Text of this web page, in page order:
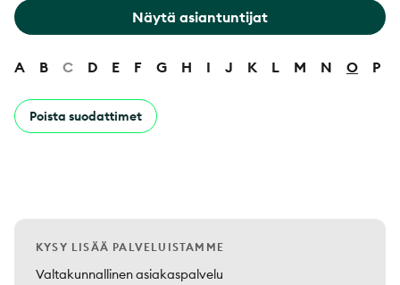
Näytä asiantuntijat
A B C D E F G H I J K L M N O P
Poista suodattimet
KYSY LISÄÄ PALVELUISTAMME
Valtakunnallinen asiakaspalvelu